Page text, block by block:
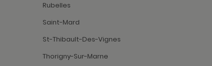
Rubelles
Saint-Mard
St-Thibault-Des-Vignes
Thorigny-Sur-Marne